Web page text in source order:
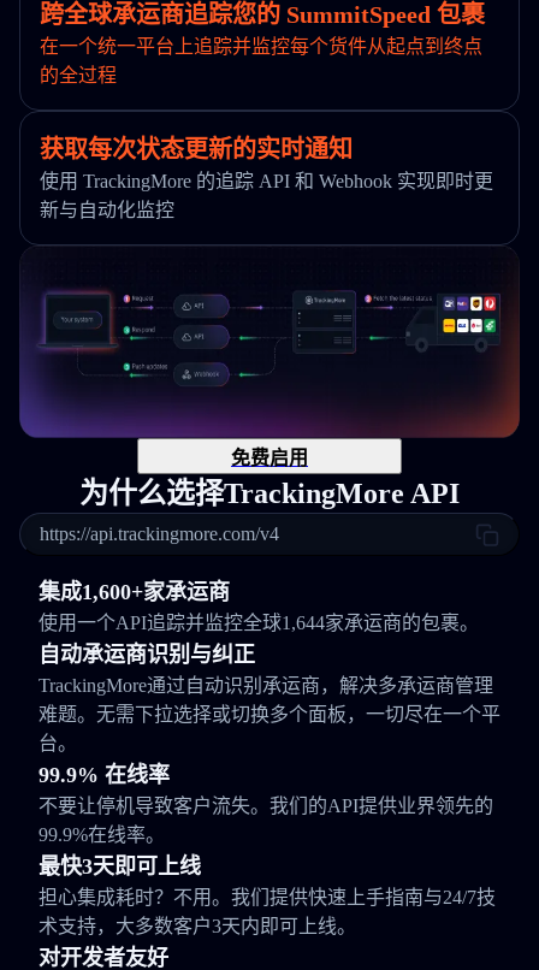
跨全球承运商追踪您的 SummitSpeed 包裹
在一个统一平台上追踪并监控每个货件从起点到终点
的全过程
获取每次状态更新的实时通知
使用 TrackingMore 的追踪 API 和 Webhook 实现即时更
新与自动化监控
免费启用
为什么选择TrackingMore API
https://api.trackingmore.com/v4
集成1,600+家承运商
使用一个API追踪并监控全球1,644家承运商的包裹。
自动承运商识别与纠正
TrackingMore通过自动识别承运商，解决多承运商管理
难题。无需下拉选择或切换多个面板，一切尽在一个平
台。
99.9% 在线率
不要让停机导致客户流失。我们的API提供业界领先的
99.9%在线率。
最快3天即可上线
担心集成耗时？不用。我们提供快速上手指南与24/7技
术支持，大多数客户3天内即可上线。
对开发者友好